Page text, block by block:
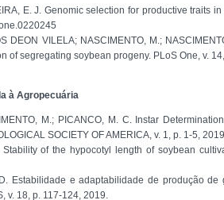
E. J. Genomic selection for productive traits
DEON VILELA; NASCIMENTO, M.;
of segregating soybean progeny. PLoS One, v.
à Agropecuária
M.; PICANCO, M. C. Instar
SOCIETY OF AMERICA, v. 1, p. 1-5,
of the hypocotyl length of soybean
Estabilidade e adaptabilidade de produção
v. 18, p. 117-124, 2019.